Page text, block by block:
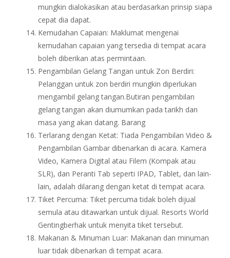
mungkin dialokasikan atau berdasarkan prinsip siapa
cepat dia dapat.
Kemudahan Capaian: Maklumat mengenai
kemudahan capaian yang tersedia di tempat acara
boleh diberikan atas permintaan.
Pengambilan Gelang Tangan untuk Zon Berdiri:
Pelanggan untuk zon berdiri mungkin diperlukan
mengambil gelang tangan.Butiran pengambilan
gelang tangan akan diumumkan pada tarikh dan
masa yang akan datang. Barang
Terlarang dengan Ketat: Tiada Pengambilan Video &
Pengambilan Gambar dibenarkan di acara. Kamera
Video, Kamera Digital atau Filem (Kompak atau
SLR), dan Peranti Tab seperti IPAD, Tablet, dan lain-
lain, adalah dilarang dengan ketat di tempat acara.
Tiket Percuma: Tiket percuma tidak boleh dijual
semula atau ditawarkan untuk dijual. Resorts World
Gentingberhak untuk menyita tiket tersebut.
Makanan & Minuman Luar: Makanan dan minuman
luar tidak dibenarkan di tempat acara.